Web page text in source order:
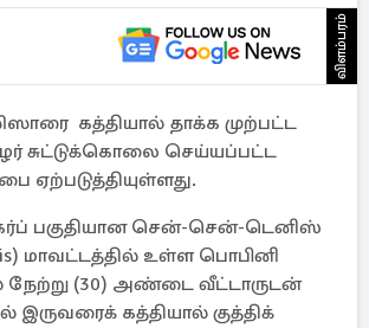
விளம்பரம்
கத்தியால் தாக்க முற்பட்ட
சுட்டுக்கொலை செய்யப்பட்ட
ஏற்படுத்தியுள்ளது.
பகுதியான சென்-சென்-டெனிஸ்
மாவட்டத்தில் உள்ள பொபினி
நேற்று (30) அண்டை வீட்டாருடன்
இருவரைக் கத்தியால் குத்திக்